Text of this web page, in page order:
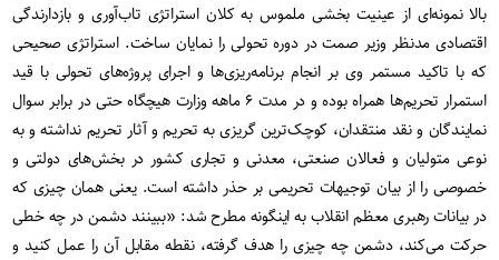
بالا نمونه‌ای از عینیت بخشی ملموس به کلان استراتژی تاب‌آوری و بازدارندگی
اقتصادی مدنظر وزیر صمت در دوره تحولی را نمایان ساخت. استراتژی صحیحی
که با تاکید مستمر وی بر انجام برنامه‌ریزی‌ها و اجرای پروژه‌های تحولی با قید
استمرار تحریم‌ها همراه بوده و در مدت ۶ ماهه وزارت هیچگاه حتی در برابر سوال
نمایندگان و نقد منتقدان، کوچک‌ترین گریزی به تحریم و آثار تحریم نداشته و به
نوعی متولیان و فعالان صنعتی، معدنی و تجاری کشور در بخش‌های دولتی و
خصوصی را از بیان توجیهات تحریمی بر حذر داشته است. یعنی همان چیزی که
در بیانات رهبری معظم انقلاب به اینگونه مطرح شد: «ببینند دشمن در چه خطی
حرکت می‌کند، دشمن چه چیزی را هدف گرفته، نقطه‌ مقابل آن را عمل کنید و